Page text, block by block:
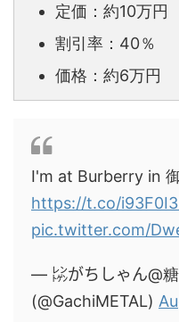
定価：約10万円
割引率：40％
価格：約6万円
I'm at Burberry in
https://t.co/
pic.twitter.com/
— ㍖がちしゃん@
(@GachiMETAL)